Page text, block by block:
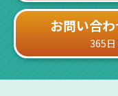
お問い合
365